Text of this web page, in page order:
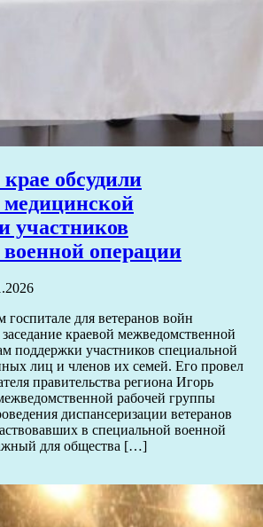
обсудили
участников
операции
для ветеранов войн
краевой межведомственной
поддержки участников специальной
лиц и членов их семей. Его провел
правительства региона Игорь
рабочей группы
диспансеризации ветеранов
в специальной военной
для общества […]